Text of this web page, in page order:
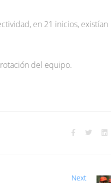
en 21 inicios, existían
del equipo.
Next